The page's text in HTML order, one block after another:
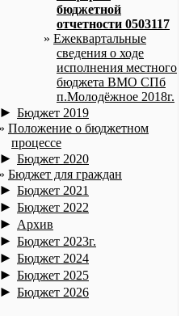
бюджетной
отчетности 0503117
Ежеквартальные
сведения о ходе
исполнения местного
бюджета ВМО СПб
п.Молодёжное 2018г.
► Бюджет 2019
Положение о бюджетном
процессе
► Бюджет 2020
Бюджет для граждан
► Бюджет 2021
► Бюджет 2022
► Архив
► Бюджет 2023г.
► Бюджет 2024
► Бюджет 2025
► Бюджет 2026